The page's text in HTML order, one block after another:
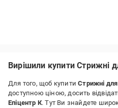
Вирішили купити Стрижні
Для того, щоб купитиСтрижні
доступною ціною, досить
Епіцентр К. Тут Ви знайдете